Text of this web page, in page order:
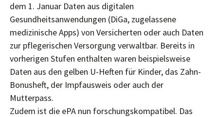
dem 1. Januar Daten aus digitalen
Gesundheitsanwendungen (DiGa, zugelassene
medizinische Apps) von Versicherten oder auch Daten
zur pflegerischen Versorgung verwaltbar. Bereits in
vorherigen Stufen enthalten waren beispielsweise
Daten aus den gelben U-Heften für Kinder, das Zahn-
Bonusheft, der Impfausweis oder auch der
Mutterpass.
Zudem ist die ePA nun forschungskompatibel. Das